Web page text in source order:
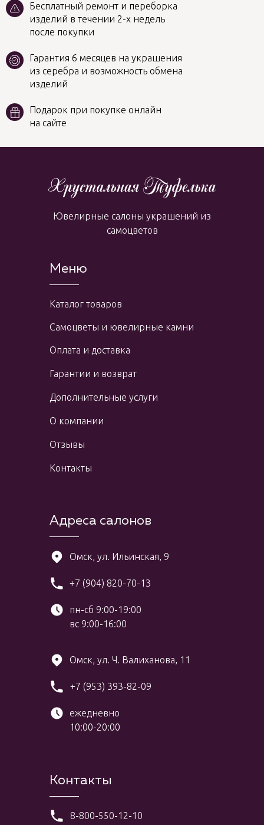
Бесплатный ремонт и переборка
изделий в течении 2-х недель
после покупки
Гарантия 6 месяцев на украшения
из серебра и возможность обмена
изделий
Подарок при покупке онлайн
на сайте
Меню
Каталог товаров
Самоцветы и ювелирные камни
Оплата и доставка
Адреса салонов
+7 (904) 820-70-13
пн-сб 9:00-19:00
вс 9:00-16:00
Омск, ул. Ильинская, 9
Ювелирные салоны украшений из
самоцветов
+7 (953) 393-82-09
ежедневно
10:00-20:00
Омск, ул. Ч. Валиханова, 11
Контакты
Гарантии и возврат
Дополнительные услуги
О компании
Отзывы
Контакты
8-800-550-12-10